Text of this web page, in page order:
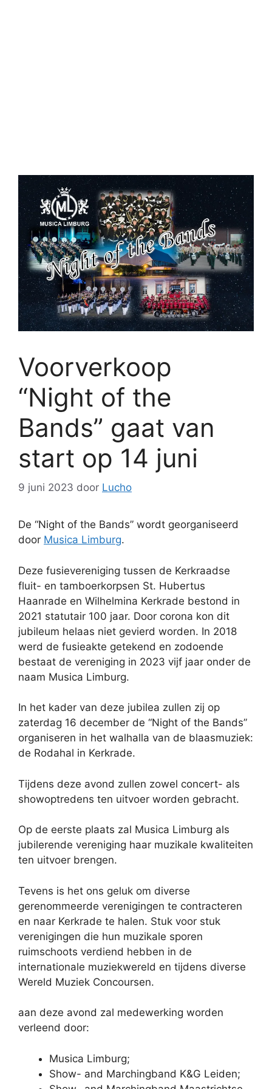
Voorverkoop
“Night of the
Bands” gaat van
start op 14 juni
9 juni 2023 door Lucho
De “Night of the Bands” wordt georganiseerd
door Musica Limburg.
Deze fusievereniging tussen de Kerkraadse
fluit- en tamboerkorpsen St. Hubertus
Haanrade en Wilhelmina Kerkrade bestond in
2021 statutair 100 jaar. Door corona kon dit
jubileum helaas niet gevierd worden. In 2018
werd de fusieakte getekend en zodoende
bestaat de vereniging in 2023 vijf jaar onder de
naam Musica Limburg.
In het kader van deze jubilea zullen zij op
zaterdag 16 december de “Night of the Bands”
organiseren in het walhalla van de blaasmuziek:
de Rodahal in Kerkrade.
Tijdens deze avond zullen zowel concert- als
showoptredens ten uitvoer worden gebracht.
Op de eerste plaats zal Musica Limburg als
jubilerende vereniging haar muzikale kwaliteiten
ten uitvoer brengen.
Tevens is het ons geluk om diverse
gerenommeerde verenigingen te contracteren
en naar Kerkrade te halen. Stuk voor stuk
verenigingen die hun muzikale sporen
ruimschoots verdiend hebben in de
internationale muziekwereld en tijdens diverse
Wereld Muziek Concoursen.
aan deze avond zal medewerking worden
verleend door:
Musica Limburg;
Show- and Marchingband K&G Leiden;